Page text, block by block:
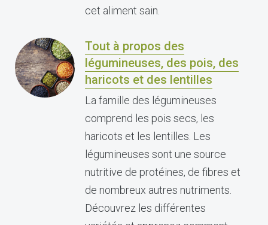
cet aliment sain.
Tout à propos des
légumineuses, des pois, des
haricots et des lentilles
La famille des légumineuses
comprend les pois secs, les
haricots et les lentilles. Les
légumineuses sont une source
nutritive de protéines, de fibres et
de nombreux autres nutriments.
Découvrez les différentes